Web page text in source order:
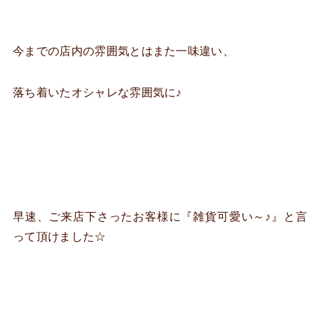
今までの店内の雰囲気とはまた一味違い、
落ち着いたオシャレな雰囲気に♪
早速、ご来店下さったお客様に『雑貨可愛い～♪』と言
って頂けました☆